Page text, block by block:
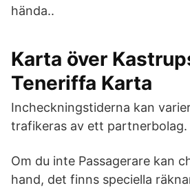
hända..
Karta över
Teneriffa Karta
Incheckningstiderna kan
trafikeras av ett partnerbolag.
Om du inte Passagerare kan
hand, det finns speciella